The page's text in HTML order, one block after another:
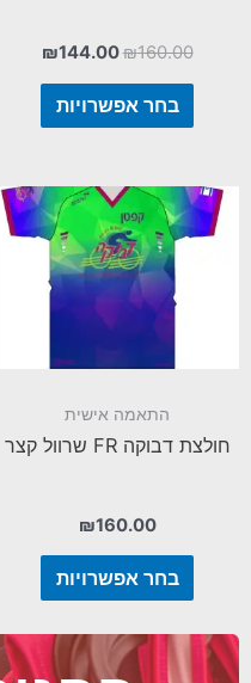
₪160.00
₪144.00
בחר אפשרויות
התאמה אישית
חולצת דבוקה FR שרוול קצר
₪160.00
בחר אפשרויות